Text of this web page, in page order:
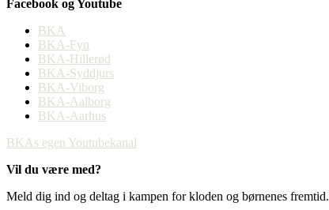
Facebook og Youtube
BKA
BKA-Fyn
BKA-Hillerød
BKA-Syddjurs
BKA-Viborg
BKA-Aalborg
BKA-Aarhus
BKAs egen Youtubekanal
Vil du være med?
Meld dig ind og deltag i kampen for kloden og børnenes fremtid.